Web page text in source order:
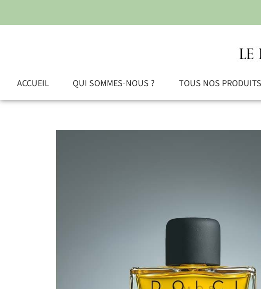
ACCUEIL QUI SOMMES-NOUS ? TOUS NOS PRODUITS